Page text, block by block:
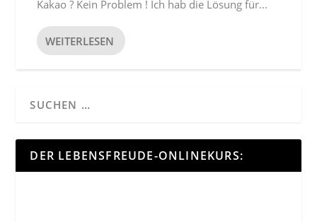
Kakao ? Kein Problem ! Ich hab die Lösung für...
WEITERLESEN
DER LEBENSFREUDE-ONLINEKURS: